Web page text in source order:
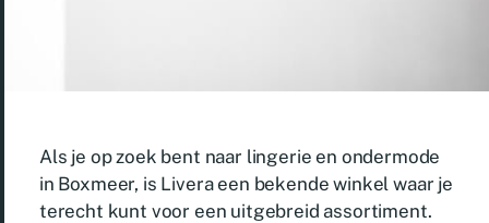
Als je op zoek bent naar lingerie en ondermode
in Boxmeer, is Livera een bekende winkel waar je
terecht kunt voor een uitgebreid assortiment.